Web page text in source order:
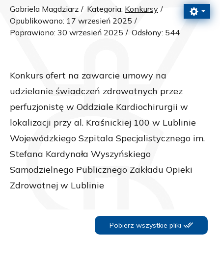
Gabriela Magdziarz Kategoria: Konkursy
Opublikowano: 17 wrzesień 2025
Poprawiono: 30 wrzesień 2025
Odsłony: 544
Konkurs ofert na zawarcie umowy na
udzielanie świadczeń zdrowotnych przez
perfuzjonistę w Oddziale Kardiochirurgii w
lokalizacji przy al. Kraśnickiej 100 w Lublinie
Wojewódzkiego Szpitala Specjalistycznego im.
Stefana Kardynała Wyszyńskiego
Samodzielnego Publicznego Zakładu Opieki
Zdrowotnej w Lublinie
Pobierz wszystkie pliki